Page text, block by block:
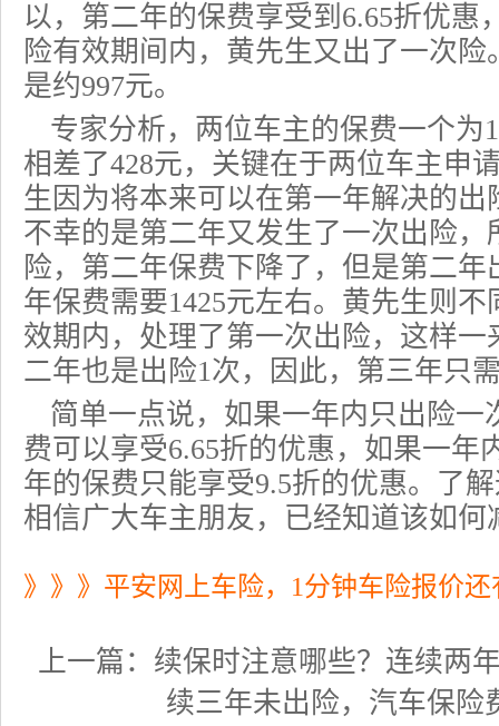
以，第二年的保费享受到6.65折优惠
险有效期间内，黄先生又出了一次
是约997元。
专家分析，两位车主的保费一个为
相差了428元，关键在于两位车主申
生因为将本来可以在第一年解决的
不幸的是第二年又发生了一次出险
险，第二年保费下降了，但是第二
年保费需要1425元左右。黄先生则
效期内，处理了第一次出险，这样
二年也是出险1次，因此，第三年只
简单一点说，如果一年内只出险一
费可以享受6.65折的优惠，如果一年
年的保费只能享受9.5折的优惠。了
相信广大车主朋友，已经知道该如何
》》》平安网上车险，1分钟车险报价
上一篇： 续保时注意哪些？连续两
续三年未出险，汽车保险